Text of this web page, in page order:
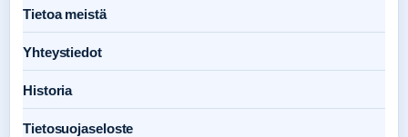
Tietoa meistä
Yhteystiedot
Historia
Tietosuojaseloste